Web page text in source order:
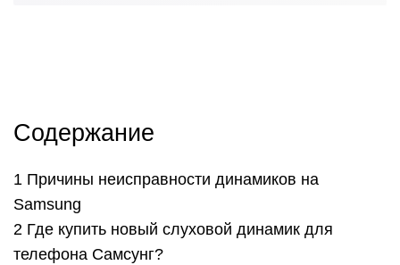
Содержание
Причины неисправности динамиков на
Samsung
Где купить новый слуховой динамик для
телефона Самсунг?